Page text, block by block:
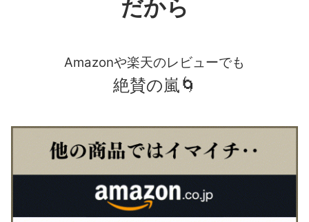
だから
Amazonや楽天のレビューでも
絶賛の嵐🌀